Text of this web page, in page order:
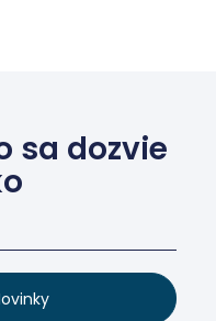
sa dozvie